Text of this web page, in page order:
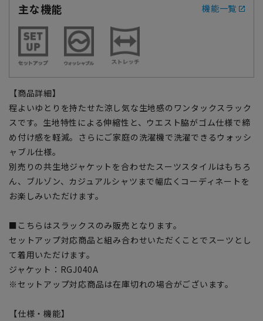
主な機能
機能一覧
【商品詳細】
程よいゆとりを持たせた涼し気な生地感のワンタックスラック
スです。生地特性による伸縮性と、ウエスト脇がゴム仕様で締
め付け感を軽減。さらにご家庭の洗濯機で洗濯できるウォッシ
ャブル仕様。
別売りの共生地ジャケットを合わせたスーツスタイルはもちろ
ん、ブルゾン、カジュアルシャツまで幅広くコーディネートを
お楽しみいただけます。
■こちらはスラックスのみ販売となります。
セットアップ対応商品と組み合わせいただくことでスーツとし
て着用いただけます。
ジャケット：RGJ040A
※セットアップ対応商品は在庫切れの場合がございます。
【仕様・機能】